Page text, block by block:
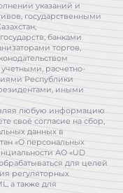
указаний и
государственными
банками
торгов,
учетными, расчетно-
Республики
иными
любую информацию
своё согласие на сбор,
данных в
«О персональных
АО «UD
для целей
регуляторных
а также для